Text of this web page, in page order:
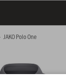
JAKO Polo One